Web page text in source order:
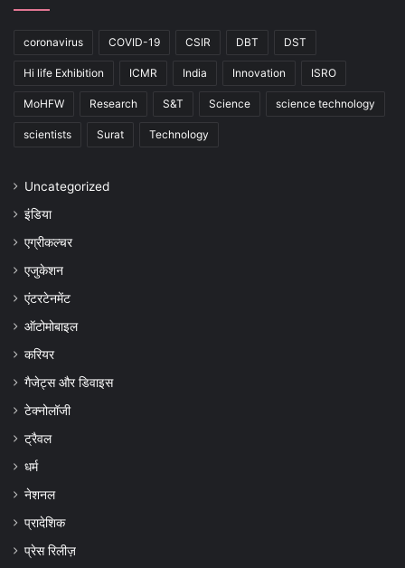
coronavirus COVID-19 CSIR DBT DST
Hi life Exhibition ICMR India Innovation ISRO
MoHFW Research S&T Science science technology
scientists Surat Technology
Uncategorized
इंडिया
एग्रीकल्चर
एजुकेशन
एंटरटेनमेंट
ऑटोमोबाइल
करियर
गैजेट्स और डिवाइस
टेक्नोलॉजी
ट्रैवल
धर्म
नेशनल
प्रादेशिक
प्रेस रिलीज़